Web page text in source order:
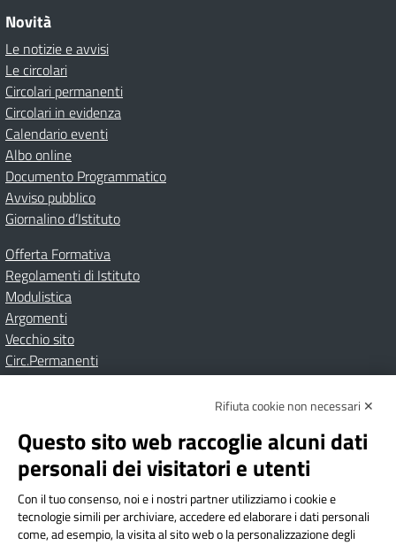
Novità
Le notizie e avvisi
Le circolari
Circolari permanenti
Circolari in evidenza
Calendario eventi
Albo online
Documento Programmatico
Avviso pubblico
Giornalino d’Istituto
Offerta Formativa
Regolamenti di Istituto
Modulistica
Argomenti
Vecchio sito
Circ.Permanenti
Albo onlinePrivacy Policy
Dichiarazione di accessibilità
Note Legali
Istituto Comprensivo Bricherasio
Via Cesare Bollea n. 3 - 10064 Bricherasio (TO) | P.E.O.:
Rifiuta cookie non necessari ✕
Questo sito web raccoglie alcuni dati
personali dei visitatori e utenti
Con il tuo consenso, noi e i nostri partner utilizziamo i cookie e
tecnologie simili per archiviare, accedere ed elaborare i dati personali
come, ad esempio, la visita al sito web o la personalizzazione degli